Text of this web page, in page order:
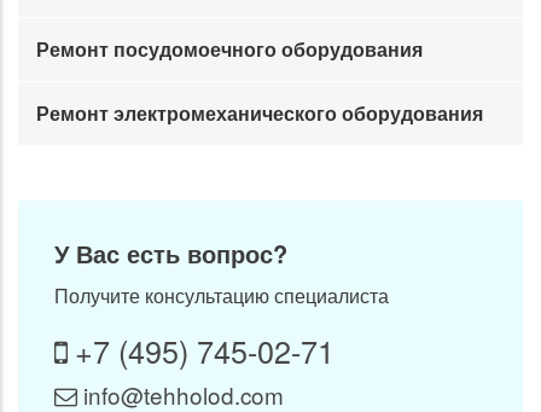
Ремонт посудомоечного оборудования
Ремонт электромеханического оборудования
У Вас есть вопрос?
Получите консультацию специалиста
+7 (495) 745-02-71
info@tehholod.com